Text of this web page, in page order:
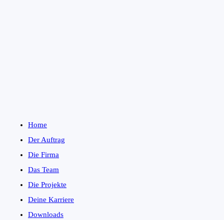
Home
Der Auftrag
Die Firma
Das Team
Die Projekte
Deine Karriere
Downloads